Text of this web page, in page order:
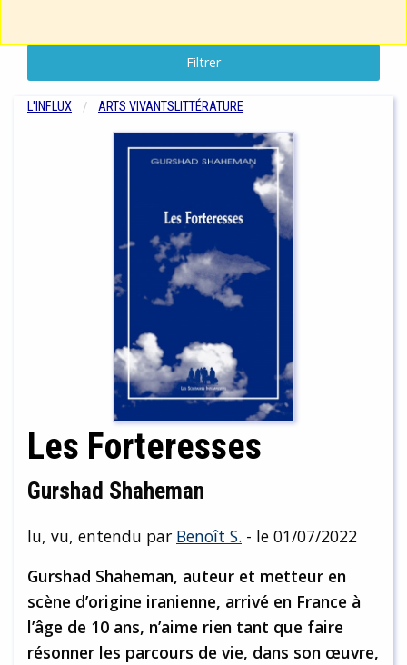
Filtrer
L'INFLUX ARTS VIVANTSLITTÉRATURE
Les Forteresses
Gurshad Shaheman
lu, vu, entendu par Benoît S. - le 01/07/2022
Gurshad Shaheman, auteur et metteur en
scène d’origine iranienne, arrivé en France à
l’âge de 10 ans, n’aime rien tant que faire
résonner les parcours de vie, dans son œuvre,